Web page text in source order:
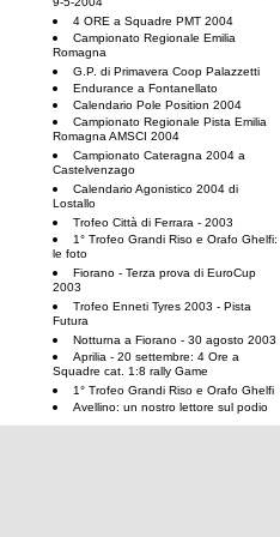
9-5-2004
4 ORE a Squadre PMT 2004
Campionato Regionale Emilia
Romagna
G.P. di Primavera Coop Palazzetti
Endurance a Fontanellato
Calendario Pole Position 2004
Campionato Regionale Pista Emilia
Romagna AMSCI 2004
Campionato Cateragna 2004 a
Castelvenzago
Calendario Agonistico 2004 di
Lostallo
Trofeo Città di Ferrara - 2003
1° Trofeo Grandi Riso e Orafo Ghelfi:
le foto
Fiorano - Terza prova di EuroCup
2003
Trofeo Enneti Tyres 2003 - Pista
Futura
Notturna a Fiorano - 30 agosto 2003
Aprilia - 20 settembre: 4 Ore a
Squadre cat. 1:8 rally Game
1° Trofeo Grandi Riso e Orafo Ghelfi
Avellino: un nostro lettore sul podio